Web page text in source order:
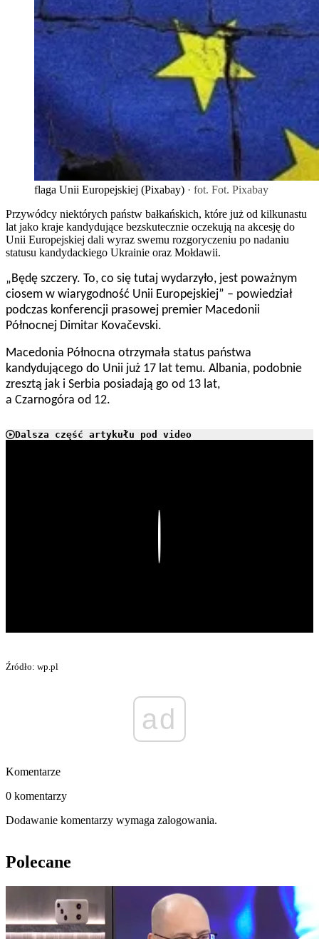
flaga Unii Europejskiej (Pixabay) · fot. Fot. Pixabay
Przywódcy niektórych państw bałkańskich, które już od kilkunastu
lat jako kraje kandydujące bezskutecznie oczekują na akcesję do
Unii Europejskiej dali wyraz swemu rozgoryczeniu po nadaniu
statusu kandydackiego Ukrainie oraz Mołdawii.
„Będę szczery. To, co się tutaj wydarzyło, jest poważnym
ciosem w wiarygodność Unii Europejskiej” – powiedział
podczas konferencji prasowej premier Macedonii
Północnej Dimitar Kovačevski.
Macedonia Północna otrzymała status państwa
kandydującego do Unii już 17 lat temu. Albania, podobnie
zresztą jak i Serbia posiadają go od 13 lat,
a Czarnogóra od 12.
Dalsza część artykułu pod video
Źródło: wp.pl
ad
Komentarze
0 komentarzy
Dodawanie komentarzy wymaga zalogowania.
Polecane